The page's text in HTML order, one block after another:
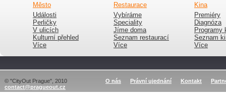
Město
Události
Perličky
V ulicích
Kulturní přehled
Více
Restaurace
Vybíráme
Speciality
Jíme doma
Seznam restaurací
Více
Kina
Premiéry
Diagnóza
Programy
Seznam
Více
© "CityOut Prague", 2010
contact@pragueout.cz
O nás Právní ujednání Kontakt